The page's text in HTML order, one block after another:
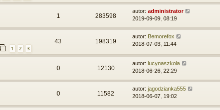
1 283598
autor: administrator
2019-09-09, 08:19
1 2 3
43 198319
autor: Bemorefox
2018-07-03, 11:44
0 12130
autor: lucynaszkola
2018-06-26, 22:29
0 11582
autor: jagodzianka555
2018-06-07, 19:02